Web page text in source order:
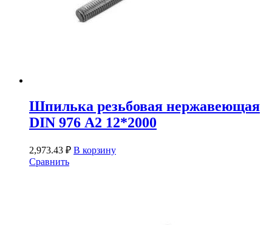
Шпилька резьбовая нержавеющая
DIN 976 А2 12*2000
2,973.43 ₽ В корзину
Сравнить